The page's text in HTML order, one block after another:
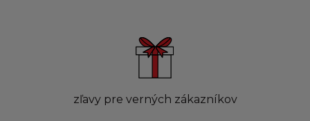
zľavy pre verných zákazníkov